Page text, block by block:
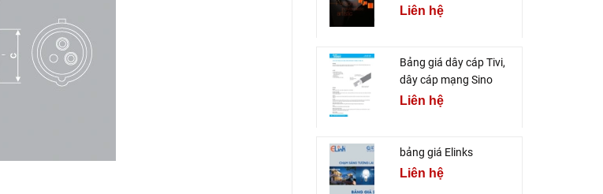
Liên hệ
Bảng giá dây cáp Tivi,
dây cáp mạng Sino
Liên hệ
bảng giá Elinks
Liên hệ